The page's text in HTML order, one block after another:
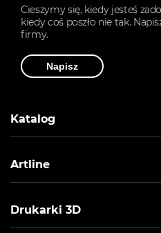
Cieszymy się, kiedy jesteś
kiedy coś poszło nie tak.
firmy.
Napisz
Katalog
Artline
Drukarki 3D